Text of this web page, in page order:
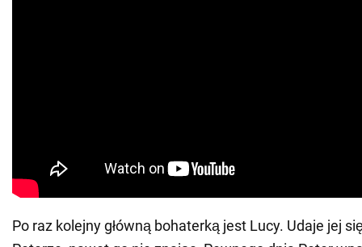
Po raz kolejny główną bohaterką jest Lucy. Udaje jej